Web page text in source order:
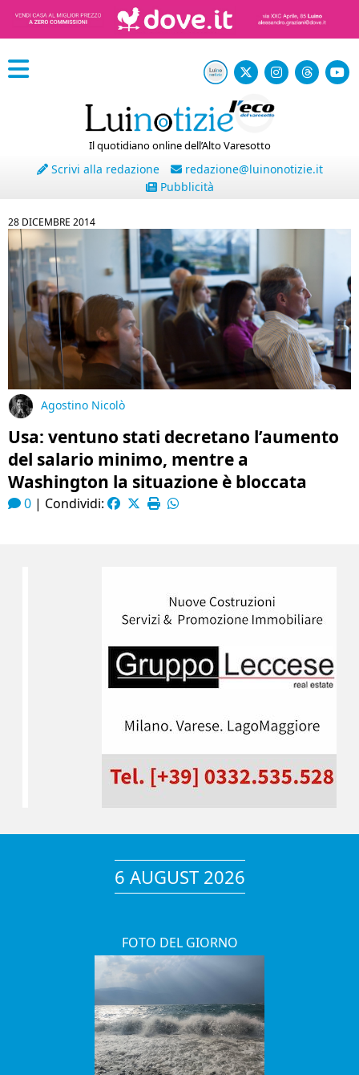
Il quotidiano online dell’Alto Varesotto
Scrivi alla redazione
redazione@luinonotizie.it
Pubblicità
28 DICEMBRE 2014
Agostino Nicolò
Usa: ventuno stati decretano l’aumento
del salario minimo, mentre a
Washington la situazione è bloccata
0 | Condividi:
6 AUGUST 2026
FOTO DEL GIORNO